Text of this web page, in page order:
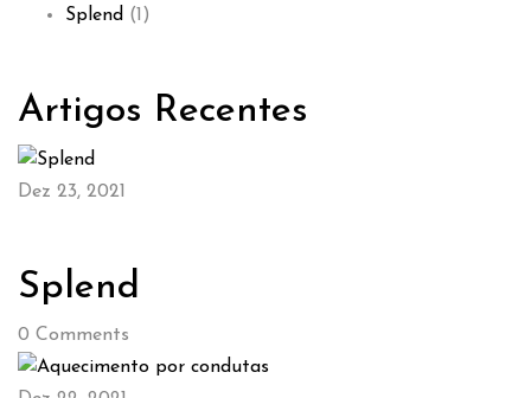
Splend (1)
Artigos Recentes
Dez 23, 2021
Splend
0 Comments